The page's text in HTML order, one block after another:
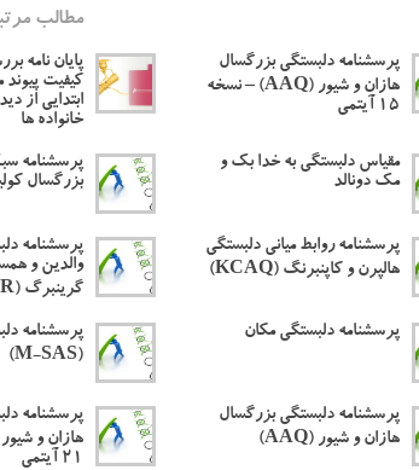
مطالب
پرسشنامه دلبستگی بزرگسال
هازان و شیور (AAQ) – نسخه
۱۵ آیتمی
پایان نامه
کیفیت
ابتدایی از
خانواده ها
مقیاس دلبستگی به خدا بک و
مک دونالد
پرسشنامه
بزرگسال
پرسشنامه روابط میانی دلبستگی
هالپرن و کاپنبرنگ (KCAQ)
پرسشنامه
والدین و
گرینبرگ (IPPA-R)
پرسشنامه دلبستگی مکان
پرسشنامه
(M-SAS)
پرسشنامه دلبستگی بزرگسال
هازان و شیور (AAQ)
پرسشنامه
۲۱ آیتمی